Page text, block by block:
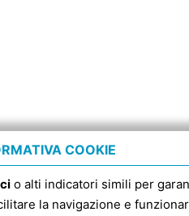
COOKIE
o alti indicatori simili per
la navigazione e